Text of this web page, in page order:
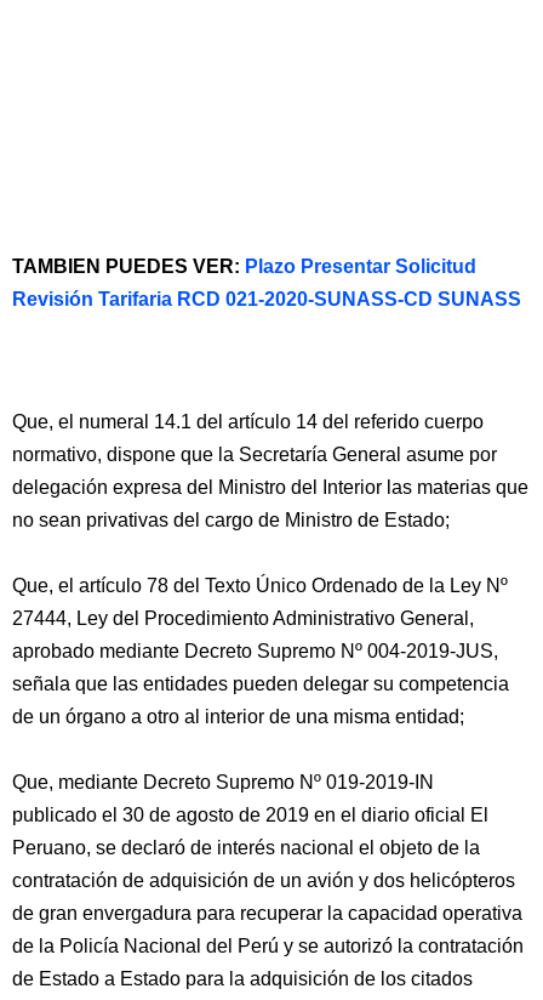
TAMBIEN PUEDES VER: Plazo Presentar Solicitud
Revisión Tarifaria RCD 021-2020-SUNASS-CD SUNASS
Que, el numeral 14.1 del artículo 14 del referido cuerpo
normativo, dispone que la Secretaría General asume por
delegación expresa del Ministro del Interior las materias que
no sean privativas del cargo de Ministro de Estado;
Que, el artículo 78 del Texto Único Ordenado de la Ley Nº
27444, Ley del Procedimiento Administrativo General,
aprobado mediante Decreto Supremo Nº 004-2019-JUS,
señala que las entidades pueden delegar su competencia
de un órgano a otro al interior de una misma entidad;
Que, mediante Decreto Supremo Nº 019-2019-IN
publicado el 30 de agosto de 2019 en el diario oficial El
Peruano, se declaró de interés nacional el objeto de la
contratación de adquisición de un avión y dos helicópteros
de gran envergadura para recuperar la capacidad operativa
de la Policía Nacional del Perú y se autorizó la contratación
de Estado a Estado para la adquisición de los citados